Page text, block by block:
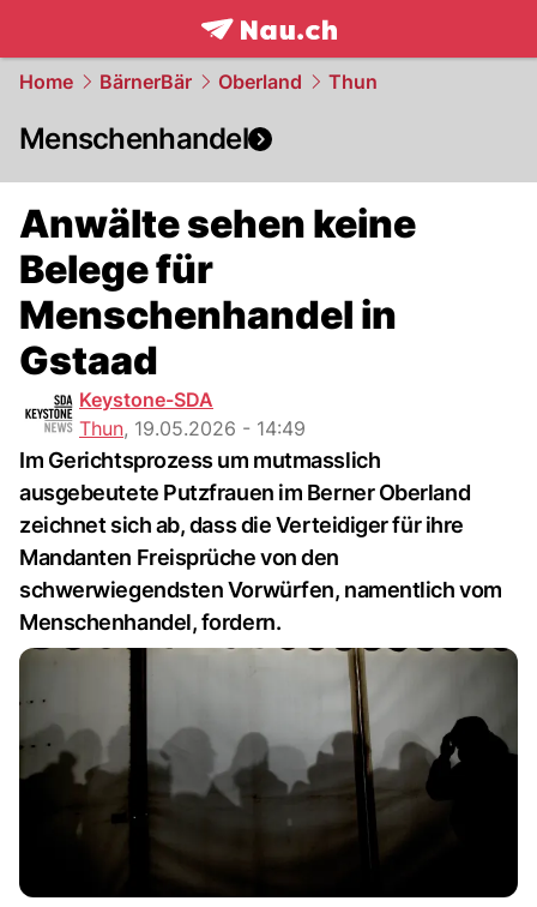
frontpage.NAU.ch
Home BärnerBär Oberland Thun
Menschenhandel
Anwälte sehen keine
Belege für
Menschenhandel in
Gstaad
Keystone-SDA
Thun, 19.05.2026 - 14:49
Im Gerichtsprozess um mutmasslich
ausgebeutete Putzfrauen im Berner Oberland
zeichnet sich ab, dass die Verteidiger für ihre
Mandanten Freisprüche von den
schwerwiegendsten Vorwürfen, namentlich vom
Menschenhandel, fordern.